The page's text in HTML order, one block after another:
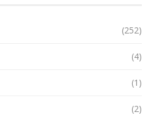
(252)
(4)
(1)
(2)